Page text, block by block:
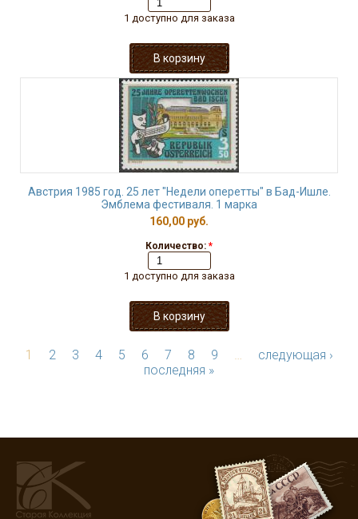
1 доступно для заказа
Австрия 1985 год. 25 лет "Недели оперетты" в Бад-Ишле.
Эмблема фестиваля. 1 марка
160,00 руб.
Количество: *
1 доступно для заказа
1 2 3 4 5 6 7 8 9 …
следующая ›
последняя »